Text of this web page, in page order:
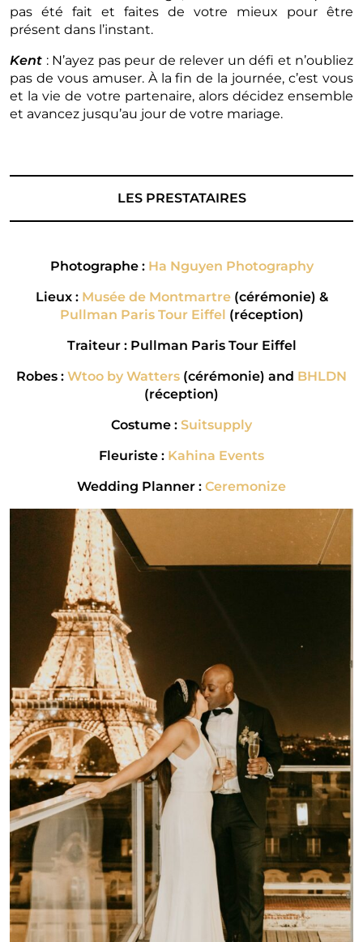
pas été fait et faites de votre mieux pour être
présent dans l’instant.
Kent : N’ayez pas peur de relever un défi et n’oubliez
pas de vous amuser. À la fin de la journée, c’est vous
et la vie de votre partenaire, alors décidez ensemble
et avancez jusqu’au jour de votre mariage.
LES PRESTATAIRES
Photographe : Ha Nguyen Photography
Lieux : Musée de Montmartre(cérémonie) &
Pullman Paris Tour Eiffel (réception)
Traiteur : Pullman Paris Tour Eiffel
Robes : Wtoo by Watters (cérémonie) and BHLDN
(réception)
Costume : Suitsupply
Fleuriste : Kahina Events
Wedding Planner : Ceremonize